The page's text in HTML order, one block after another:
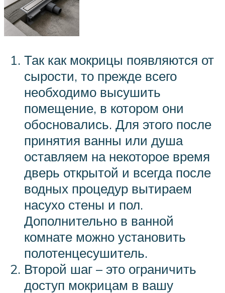
Так как мокрицы появляются от
сырости, то прежде всего
необходимо высушить
помещение, в котором они
обосновались. Для этого после
принятия ванны или душа
оставляем на некоторое время
дверь открытой и всегда после
водных процедур вытираем
насухо стены и пол.
Дополнительно в ванной
комнате можно установить
полотенцесушитель.
Второй шаг – это ограничить
доступ мокрицам в вашу